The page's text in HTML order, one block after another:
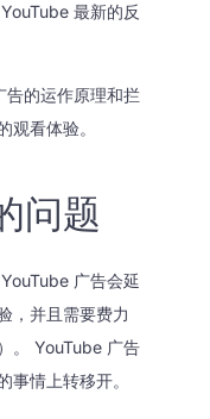
最新的反
告的运作原理和拦
观看体验。
问题
广告会延
，并且需要费力
。 YouTube 广告
情上转移开。